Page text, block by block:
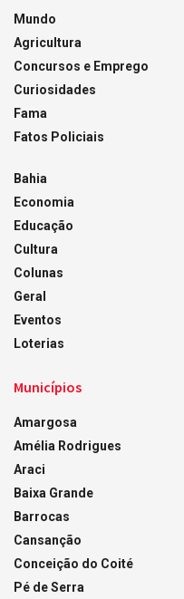
Mundo
Agricultura
Concursos e Emprego
Curiosidades
Fama
Fatos Policiais
Bahia
Economia
Educação
Cultura
Colunas
Geral
Eventos
Loterias
Municípios
Amargosa
Amélia Rodrigues
Araci
Baixa Grande
Barrocas
Cansanção
Conceição do Coité
Pé de Serra